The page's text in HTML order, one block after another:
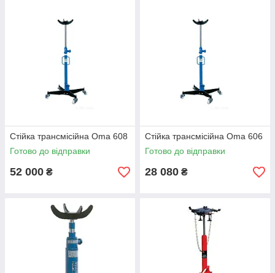
Стійка трансмісійна Oma 608
Готово до відправки
52 000 ₴
Стійка трансмісійна Oma 606
Готово до відправки
28 080 ₴